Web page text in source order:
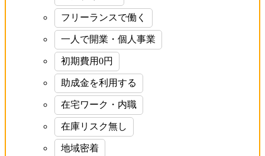
フリーランスで働く
一人で開業・個人事業
初期費用0円
助成金を利用する
在宅ワーク・内職
在庫リスク無し
地域密着